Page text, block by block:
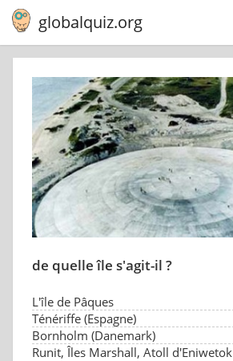
globalquiz.org
de quelle île s'agit-il ?
L'île de Pâques
Ténériffe (Espagne)
Bornholm (Danemark)
Runit, Îles Marshall, Atoll d'Eniwetok